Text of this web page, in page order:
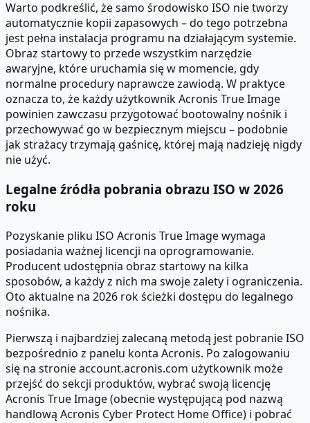
Warto podkreślić, że samo środowisko ISO nie tworzy
automatycznie kopii zapasowych – do tego potrzebna
jest pełna instalacja programu na działającym systemie.
Obraz startowy to przede wszystkim narzędzie
awaryjne, które uruchamia się w momencie, gdy
normalne procedury naprawcze zawiodą. W praktyce
oznacza to, że każdy użytkownik Acronis True Image
powinien zawczasu przygotować bootowalny nośnik i
przechowywać go w bezpiecznym miejscu – podobnie
jak strażacy trzymają gaśnicę, której mają nadzieję nigdy
nie użyć.
Legalne źródła pobrania obrazu ISO w 2026
roku
Pozyskanie pliku ISO Acronis True Image wymaga
posiadania ważnej licencji na oprogramowanie.
Producent udostępnia obraz startowy na kilka
sposobów, a każdy z nich ma swoje zalety i ograniczenia.
Oto aktualne na 2026 rok ścieżki dostępu do legalnego
nośnika.
Pierwszą i najbardziej zalecaną metodą jest pobranie ISO
bezpośrednio z panelu konta Acronis. Po zalogowaniu
się na stronie account.acronis.com użytkownik może
przejść do sekcji produktów, wybrać swoją licencję
Acronis True Image (obecnie występującą pod nazwą
handlową Acronis Cyber Protect Home Office) i pobrać